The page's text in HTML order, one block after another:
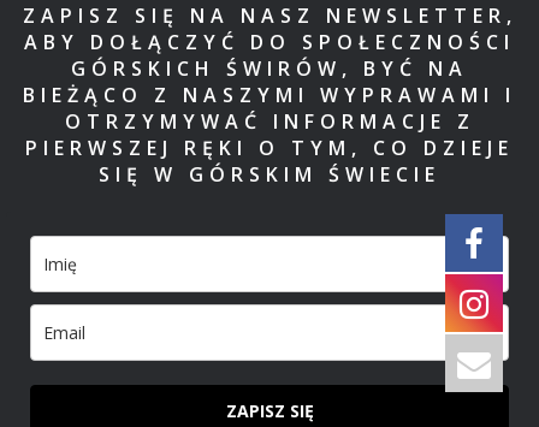
ZAPISZ SIĘ NA NASZ NEWSLETTER,
ABY DOŁĄCZYĆ DO SPOŁECZNOŚCI
GÓRSKICH ŚWIRÓW, BYĆ NA
BIEŻĄCO Z NASZYMI WYPRAWAMI I
OTRZYMYWAĆ INFORMACJE Z
PIERWSZEJ RĘKI O TYM, CO DZIEJE
SIĘ W GÓRSKIM ŚWIECIE
ZAPISZ SIĘ